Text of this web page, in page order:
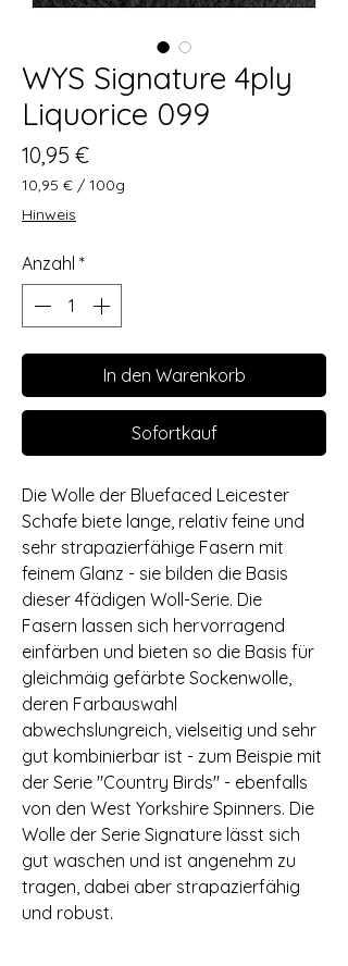
WYS Signature 4ply
Liquorice 099
10,95 €Preis
10,95 € / 100g
10,95 €
pro
Gramm
Hinweis
Anzahl *
In den Warenkorb
Sofortkauf
Die Wolle der Bluefaced Leicester
Schafe biete lange, relativ feine und
sehr strapazierfähige Fasern mit
feinem Glanz - sie bilden die Basis
dieser 4fädigen Woll-Serie. Die
Fasern lassen sich hervorragend
einfärben und bieten so die Basis für
gleichmäig gefärbte Sockenwolle,
deren Farbauswahl
abwechslungreich, vielseitig und sehr
gut kombinierbar ist - zum Beispie mit
der Serie "Country Birds" - ebenfalls
von den West Yorkshire Spinners. Die
Wolle der Serie Signature lässt sich
gut waschen und ist angenehm zu
tragen, dabei aber strapazierfähig
und robust.